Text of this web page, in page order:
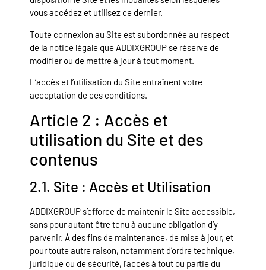
vous accédez et utilisez ce dernier.
Toute connexion au Site est subordonnée au respect
de la notice légale que ADDIXGROUP se réserve de
modifier ou de mettre à jour à tout moment.
L’accès et l’utilisation du Site entraînent votre
acceptation de ces conditions.
Article 2 : Accès et
utilisation du Site et des
contenus
2.1. Site : Accès et Utilisation
ADDIXGROUP s’efforce de maintenir le Site accessible,
sans pour autant être tenu à aucune obligation d’y
parvenir. À des fins de maintenance, de mise à jour, et
pour toute autre raison, notamment d’ordre technique,
juridique ou de sécurité, l’accès à tout ou partie du